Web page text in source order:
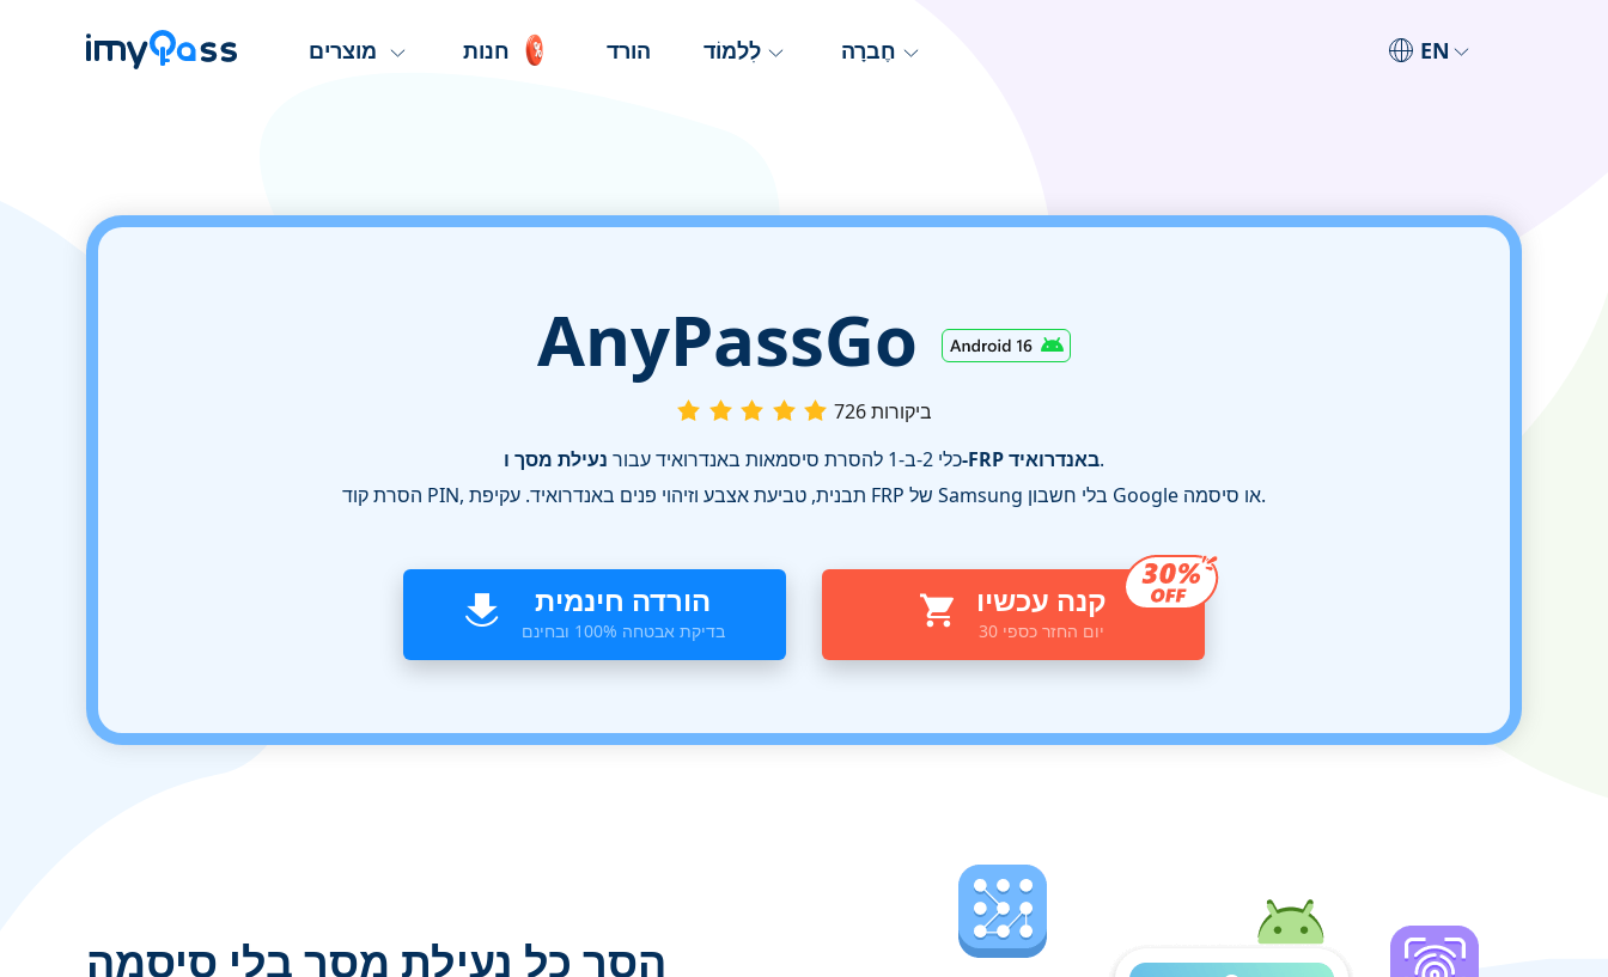
EN חנות הורד לִלמוֹד חֶברָה
AnyPassGo
726 ביקורות
כלי 2‑ב‑1 להסרת סיסמאות באנדרואיד עבור
נעילת מסך ו‑FRP באנדרואיד.
הסרת קוד PIN, תבנית, טביעת אצבע וזיהוי פנים באנדרואיד. עקיפת FRP של Samsung בלי חשבון Google או סיסמה.
הורדה חינמית
בדיקת אבטחה 100% ובחינם
קנה עכשיו
30 יום החזר כספי
הסר כל נעילת מסך בלי סיסמה